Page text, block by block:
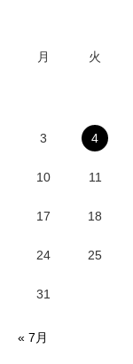
月 火
3 4
10 11
17 18
24 25
31
« 7月